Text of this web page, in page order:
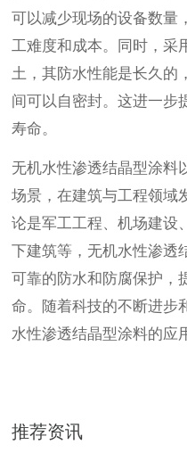
可以减少现场的设备数量
工难度和成本。同时，采
土，其防水性能是长久的
间可以自密封。这进一步
寿命。
无机水性渗透结晶型涂料
场景，在建筑与工程领域
论是军工工程、机场建设
下建筑等，无机水性渗透
可靠的防水和防腐保护，
命。随着科技的不断进步
水性渗透结晶型涂料的应
推荐资讯